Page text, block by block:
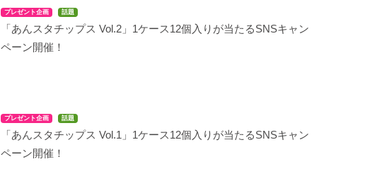
プレゼント企画 話題
「あんスタチップス Vol.2」1ケース12個入りが当たるSNSキャン
ペーン開催！
プレゼント企画 話題
「あんスタチップス Vol.1」1ケース12個入りが当たるSNSキャン
ペーン開催！